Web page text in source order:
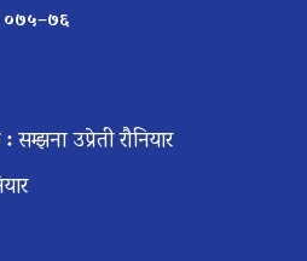
०७५–७६
:सम्झना उप्रेती रौनियार